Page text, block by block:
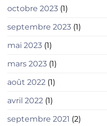
octobre 2023 (1)
septembre 2023 (1)
mai 2023 (1)
mars 2023 (1)
août 2022 (1)
avril 2022 (1)
septembre 2021 (2)